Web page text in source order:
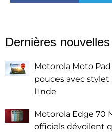
Dernières nouvelles
Motorola Moto Pad
pouces avec stylet
l'Inde
Motorola Edge 70
officiels dévoilent